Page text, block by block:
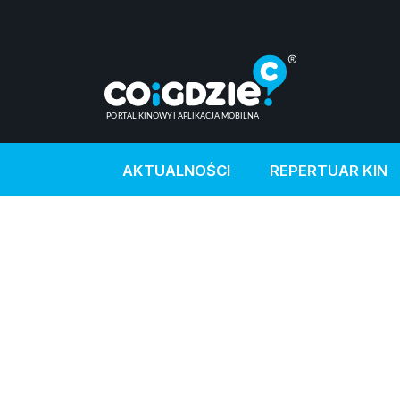
AKTUALNOŚCI REPERTUAR KIN